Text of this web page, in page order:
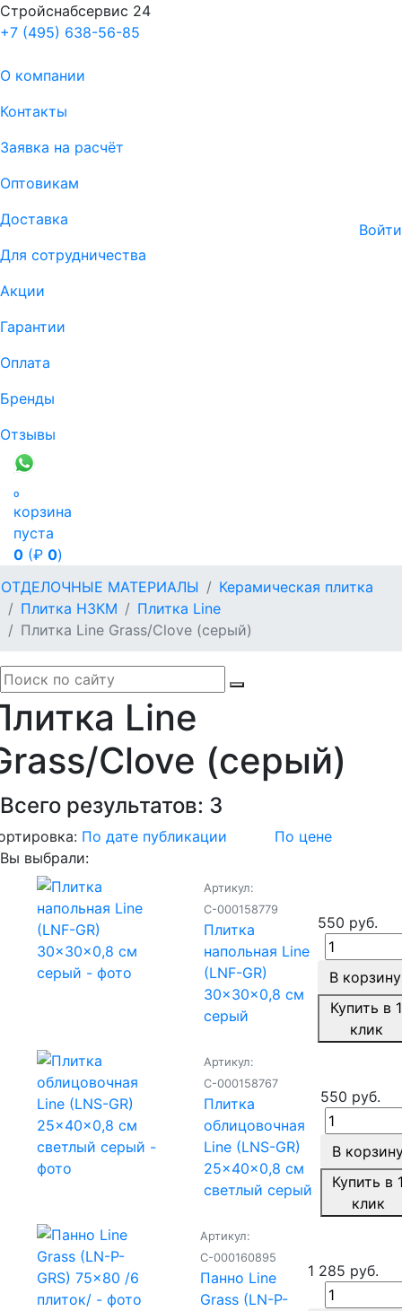
Стройснабсервис 24
+7 (495) 638-56-85
О компании
Контакты
Заявка на расчёт
Оптовикам
Доставка
Для сотрудничества
Акции
Гарантии
Оплата
Бренды
Отзывы
Войти

корзина
пуста
0 (₽ 0)
ОТДЕЛОЧНЫЕ МАТЕРИАЛЫ
Керамическая плитка
Плитка НЗКМ
Плитка Line
Плитка Line Grass/Clove (серый)
Line
Clove (серый)
Всего результатов: 3
По дате публикации
По цене
Вы выбрали:
Артикул:
С-000158779
Плитка
напольная Line
(LNF-GR)
30x30x0,8 см
серый
550 руб.
В корзину
Купить в 1
клик
Артикул:
С-000158767
Плитка
облицовочная
Line (LNS-GR)
25x40x0,8 см
светлый серый
550 руб.
В
Купить в
клик
Артикул:
С-000160895
Панно Line
Grass (LN-P-
1 285 руб.